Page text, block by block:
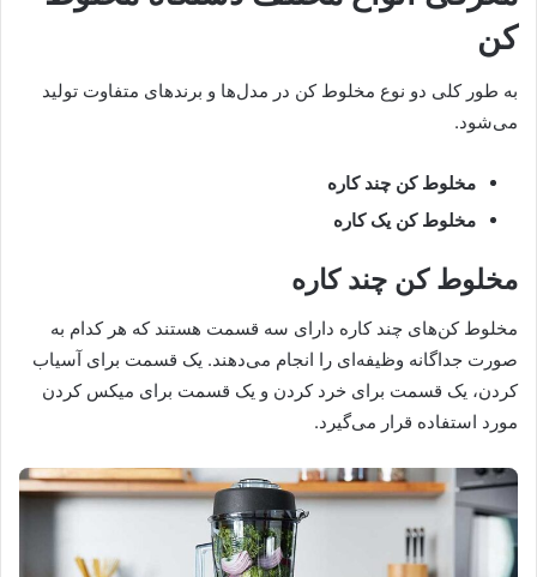
کن
به طور کلی دو نوع مخلوط کن در مدل‌ها و برندهای متفاوت تولید
می‌شود.
مخلوط کن چند کاره
مخلوط کن یک کاره
مخلوط کن چند کاره
مخلوط کن‌های چند کاره دارای سه قسمت هستند که هر کدام به
صورت جداگانه وظیفه‌ای را انجام می‌دهند. یک قسمت برای آسیاب
کردن، یک قسمت برای خرد کردن و یک قسمت برای میکس کردن
مورد استفاده قرار می‌گیرد.